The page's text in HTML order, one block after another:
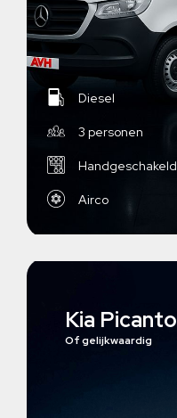
Diesel
3 personen
Handgeschakeld
Airco
Kia Picanto
Of gelijkwaardig